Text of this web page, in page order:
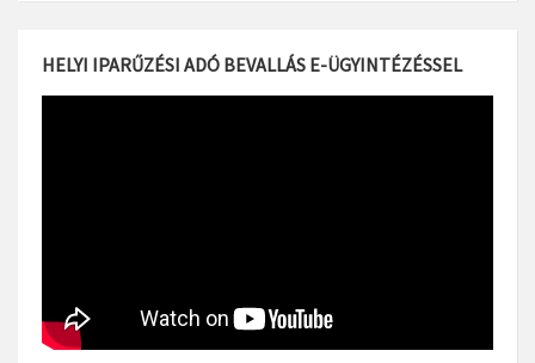
HELYI IPARŰZÉSI ADÓ BEVALLÁS E-ÜGYINTÉZÉSSEL